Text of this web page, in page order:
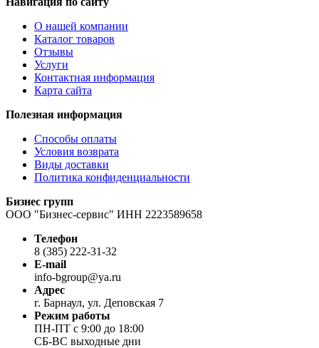
О нашей компании
Каталог товаров
Отзывы
Услуги
Контактная информация
Карта сайта
Полезная информация
Способы оплаты
Условия возврата
Виды доставки
Политика конфиденциальности
Бизнес групп
ООО "Бизнес-сервис" ИНН 2223589658
Телефон
8 (385) 222-31-32
E-mail
info-bgroup@ya.ru
Адрес
г. Барнаул, ул. Деповская 7
Режим работы
ПН-ПТ с 9:00 до 18:00
СБ-ВС выходные дни